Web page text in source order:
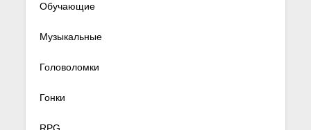
Обучающие
Музыкальные
Головоломки
Гонки